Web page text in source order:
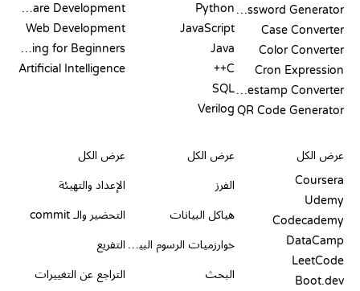
Password Generator
Case Converter
Color Converter
Cron Expression
Timestamp Converter
QR Code Generator
Python
JavaScript
Java
C++
SQL
Verilog
Software Development
Web Development
Coding for Beginners
Artificial Intelligence
عرض الكل
Coursera
Udemy
Codecademy
DataCamp
LeetCode
Boot.dev
عرض الكل
الفرز
هياكل البيانات
خوارزميات الرسوم البيانية
البحث
عرض الكل
الإعداد والتهيئة
التحضير والـ commit
التفريع
التراجع عن التغييرات